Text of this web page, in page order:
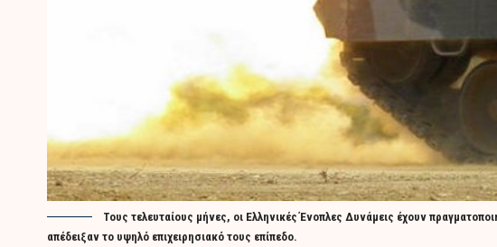
Τους τελευταίους μήνες, οι Ελληνικές Ένοπλες Δυνάμεις έχουν
απέδειξαν το υψηλό επιχειρησιακό τους επίπεδο.